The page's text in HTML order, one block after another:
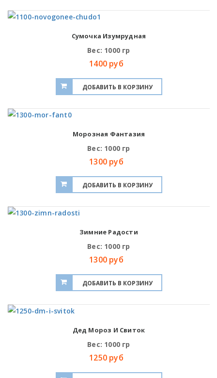
Сумочка Изумрудная
Вес: 1000 гр
1400 руб
Морозная Фантазия
Вес: 1000 гр
1300 руб
Зимние Радости
Вес: 1000 гр
1300 руб
Дед Мороз И Свиток
Вес: 1000 гр
1250 руб